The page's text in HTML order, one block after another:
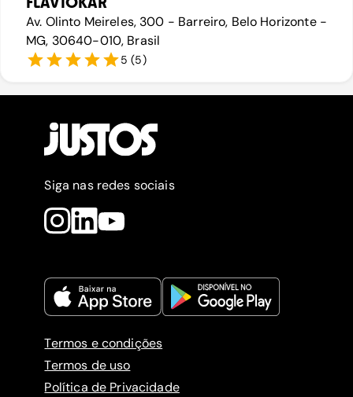
Av. Olinto Meireles, 300 - Barreiro, Belo Horizonte -
MG, 30640-010, Brasil
5 (5)
Siga nas redes sociais
Termos e condições
Termos de uso
Política de Privacidade